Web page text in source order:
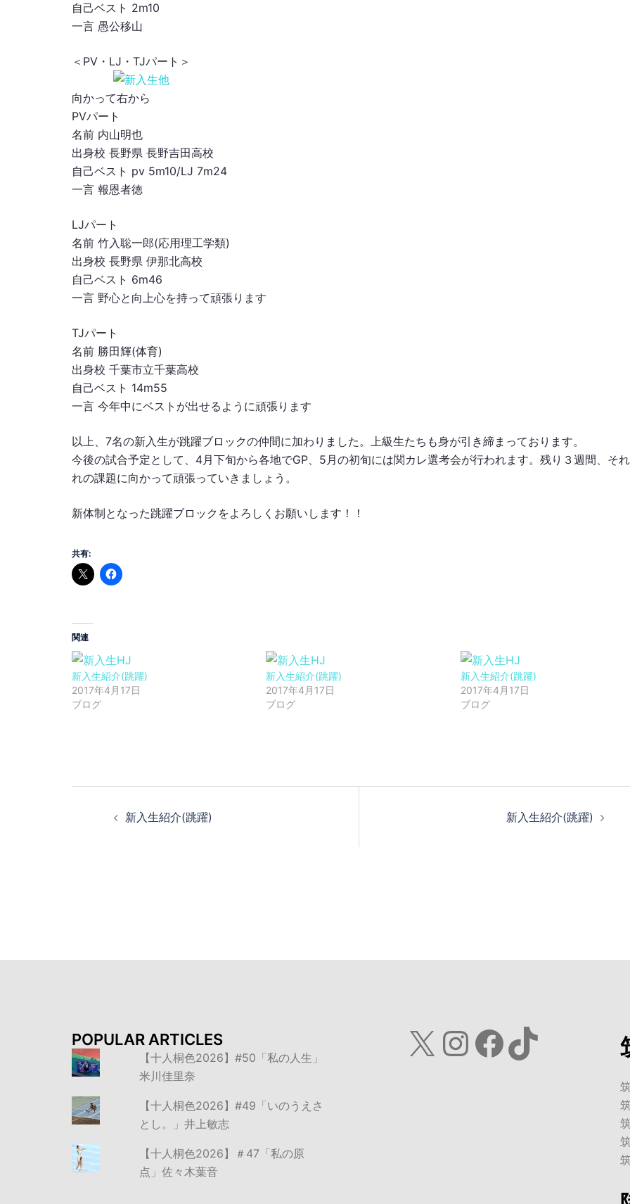
自己ベスト 2m10
一言 愚公移山
＜PV・LJ・TJパート＞
向かって右から
PVパート
名前 内山明也
出身校 長野県 長野吉田高校
自己ベスト pv 5m10/LJ 7m24
一言 報恩者徳
LJパート
名前 竹入聡一郎(応用理工学類)
出身校 長野県 伊那北高校
自己ベスト 6m46
一言 野心と向上心を持って頑張ります
TJパート
名前 勝田輝(体育)
出身校 千葉市立千葉高校
自己ベスト 14m55
一言 今年中にベストが出せるように頑張ります
以上、7名の新入生が跳躍ブロックの仲間に加わりました。上級生たちも身が引き締まっております。
今後の試合予定として、4月下旬から各地でGP、5月の初旬には関カレ選考会が行われます。残り３週間、そ
れの課題に向かって頑張っていきましょう。
新体制となった跳躍ブロックをよろしくお願いします！！
共有:
関連
新入生紹介(跳躍)
2017年4月17日
ブログ
新入生紹介(跳躍)
2017年4月17日
ブログ
新入生紹介(跳躍)
2017年4月17日
ブログ
新入生紹介(跳躍) 新入生紹介(跳躍)
POPULAR ARTICLES
【十人桐色2026】#50「私の人生」
米川佳里奈
【十人桐色2026】#49「いのうえさ
とし。」井上敏志
【十人桐色2026】＃47「私の原
点」佐々木葉音
X Instagram
Facebook
TikTok